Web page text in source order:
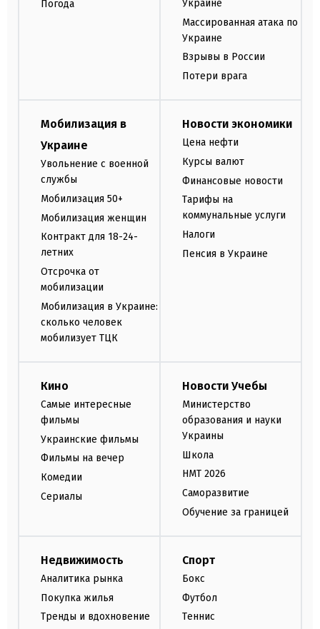
Погода
Украине
Массированная атака по
Украине
Взрывы в России
Потери врага
Мобилизация в
Украине
Увольнение с военной
службы
Мобилизация 50+
Мобилизация женщин
Контракт для 18-24-
летних
Отсрочка от
мобилизации
Мобилизация в Украине:
сколько человек
мобилизует ТЦК
Новости экономики
Цена нефти
Курсы валют
Финансовые новости
Тарифы на
коммунальные услуги
Налоги
Пенсия в Украине
Кино
Самые интересные
фильмы
Украинские фильмы
Фильмы на вечер
Комедии
Сериалы
Новости Учебы
Министерство
образования и науки
Украины
Школа
НМТ 2026
Саморазвитие
Обучение за границей
Недвижимость
Аналитика рынка
Покупка жилья
Тренды и вдохновение
Спорт
Бокс
Футбол
Теннис